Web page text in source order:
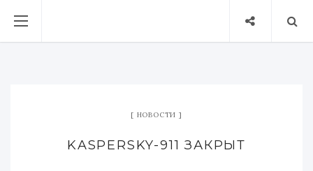
НОВОСТИ
KASPERSKY-911 ЗАКРЫТ